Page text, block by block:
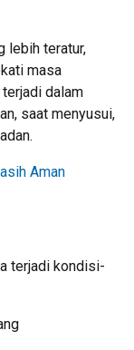
lebih teratur,
masa
dalam
saat menyusui,
Aman
terjadi kondisi-